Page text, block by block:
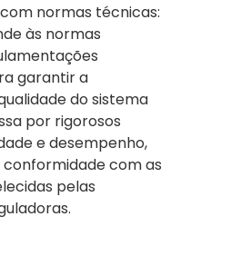
normas técnicas:
às normas
garantir a
do sistema
por rigorosos
e desempenho,
com as
pelas